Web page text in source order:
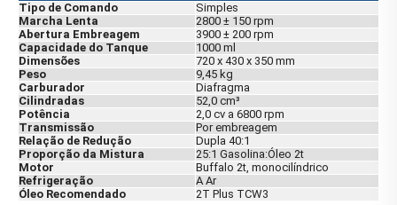
Tipo de Comando
Simples
Marcha Lenta
2800 ± 150 rpm
Abertura Embreagem
3900 ± 200 rpm
Capacidade do Tanque
1000 ml
Dimensões
720 x 430 x 350 mm
Peso
9,45 kg
Carburador
Diafragma
Cilindradas
52,0 cm³
Potência
2,0 cv a 6800 rpm
Transmissão
Por embreagem
Relação de Redução
Dupla 40:1
Proporção da Mistura
25:1 Gasolina:Óleo 2t
Motor
Buffalo 2t, monocilíndrico
Refrigeração
A Ar
Óleo Recomendado
2T Plus TCW3